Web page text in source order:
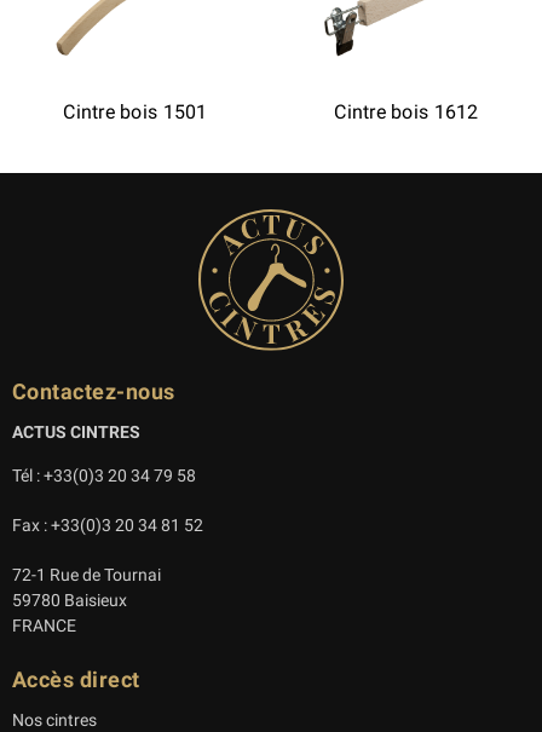
Cintre bois 1501 Cintre bois 1612
Contactez-nous
ACTUS CINTRES
Tél : +33(0)3 20 34 79 58
Fax : +33(0)3 20 34 81 52
72-1 Rue de Tournai
59780 Baisieux
FRANCE
Accès direct
Nos cintres